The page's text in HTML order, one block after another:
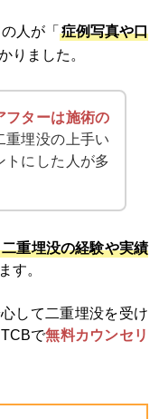
の人が「 症例写真や口
りました。
フターは施術の
重埋没の上手い
トにした人が多
二重埋没の経験や実績
す。
して二重埋没を受け
で無料カウンセリ